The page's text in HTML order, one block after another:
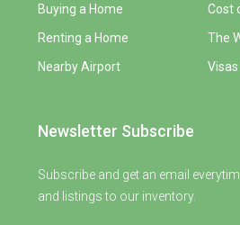
Buying a Home
Renting a Home
Nearby Airport
Cost
The
Newsletter Subscribe
Subscribe and get an email
and listings to our inventory.